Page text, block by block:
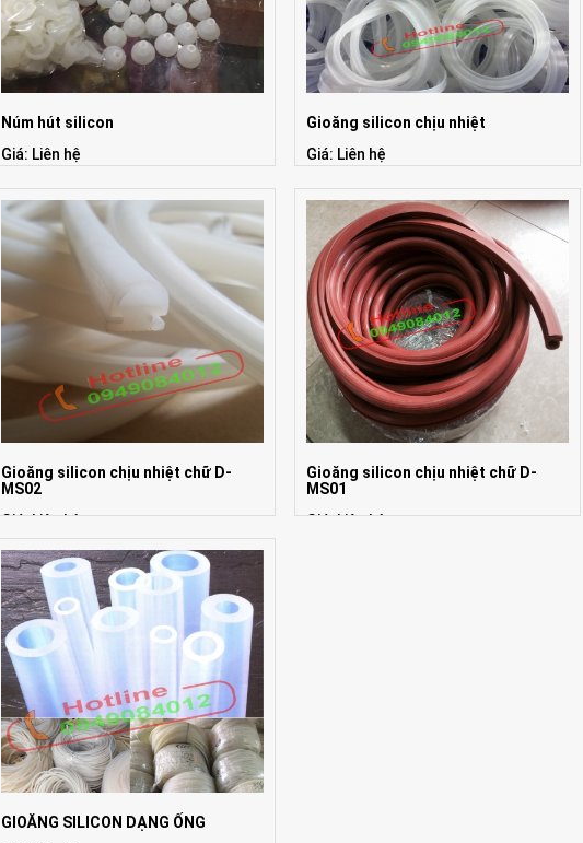
Núm hút silicon
Giá: Liên hệ
Gioăng silicon chịu nhiệt
Giá: Liên hệ
Gioăng silicon chịu nhiệt chữ D-
MS02
Giá: Liên hệ
Gioăng silicon chịu nhiệt chữ D-
MS01
Giá: Liên hệ
GIOĂNG SILICON DẠNG ỐNG